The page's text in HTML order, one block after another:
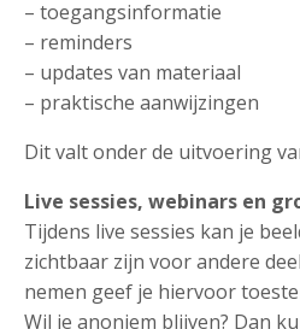
– toegangsinformatie
– reminders
– updates van materiaal
– praktische aanwijzingen
Dit valt onder de uitvoering
Live sessies, webinars en
Tijdens live sessies kan je
zichtbaar zijn voor andere
nemen geef je hiervoor
Wil je anoniem blijven? Dan